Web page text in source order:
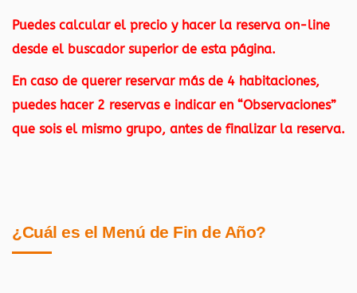
Puedes calcular el precio y hacer la reserva on-line
desde el buscador superior de esta página.
En caso de querer reservar más de 4 habitaciones,
puedes hacer 2 reservas e indicar en “Observaciones”
que sois el mismo grupo, antes de finalizar la reserva.
¿Cuál es el Menú de Fin de Año?